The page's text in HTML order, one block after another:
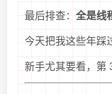
最后排查： 全是线
今天把我这些年踩
新手尤其要看，第